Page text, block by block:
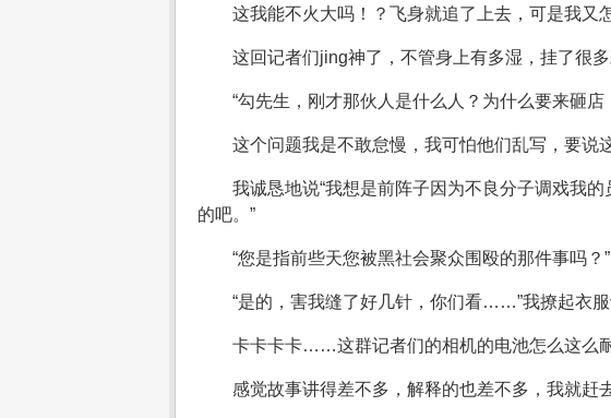
这我能不火大吗！？飞身就追了上去，可是我又
这回记者们jing神了，不管身上有多湿，挂了很
“勾先生，刚才那伙人是什么人？为什么要来砸店
这个问题我是不敢怠慢，我可怕他们乱写，要说
我诚恳地说“我想是前阵子因为不良分子调戏我
的吧。”
“您是指前些天您被黑社会聚众围殴的那件事吗？”
“是的，害我缝了好几针，你们看……”我撩起衣
卡卡卡卡……这群记者们的相机的电池怎么这么
感觉故事讲得差不多，解释的也差不多，我就赶